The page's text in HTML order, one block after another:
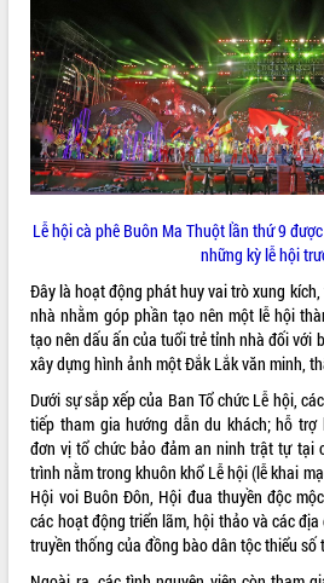
ĐIỂM TIN VĂN BẢN
QUY HOẠCH - KẾ HOẠCH
Lễ hội cà phê Buôn Ma Thuột lần thứ 9
những kỳ lễ hội
Đây là hoạt động phát huy vai trò xung
nhà nhằm góp phần tạo nên một lễ hội
tạo nên dấu ấn của tuổi trẻ tỉnh nhà đối với
xây dựng hình ảnh một Đắk Lắk văn minh,
Dưới sự sắp xếp của Ban Tổ chức Lễ hội,
tiếp tham gia hướng dẫn du khách; hỗ
đơn vị tổ chức bảo đảm an ninh trật tự tại
trình nằm trong khuôn khổ Lễ hội (lễ khai
Hội voi Buôn Đôn, Hội đua thuyền độc
các hoạt động triển lãm, hội thảo và các
truyền thống của đồng bào dân tộc thiểu số